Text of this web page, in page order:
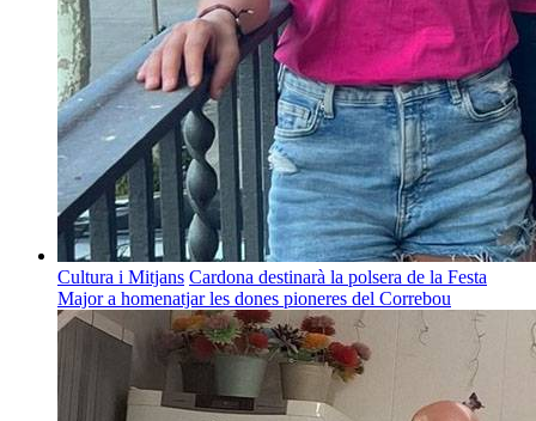
Cultura i Mitjans Cardona destinarà la polsera de la Festa
Major a homenatjar les dones pioneres del Correbou